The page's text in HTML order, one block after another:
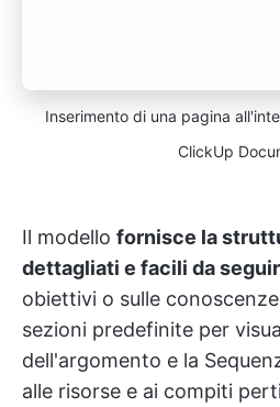
Inserimento di una pagina
ClickUp
Il modello fornisce la
dettagliati e facili da
obiettivi o sulle
sezioni predefinite per
dell'argomento e la
alle risorse e ai compiti